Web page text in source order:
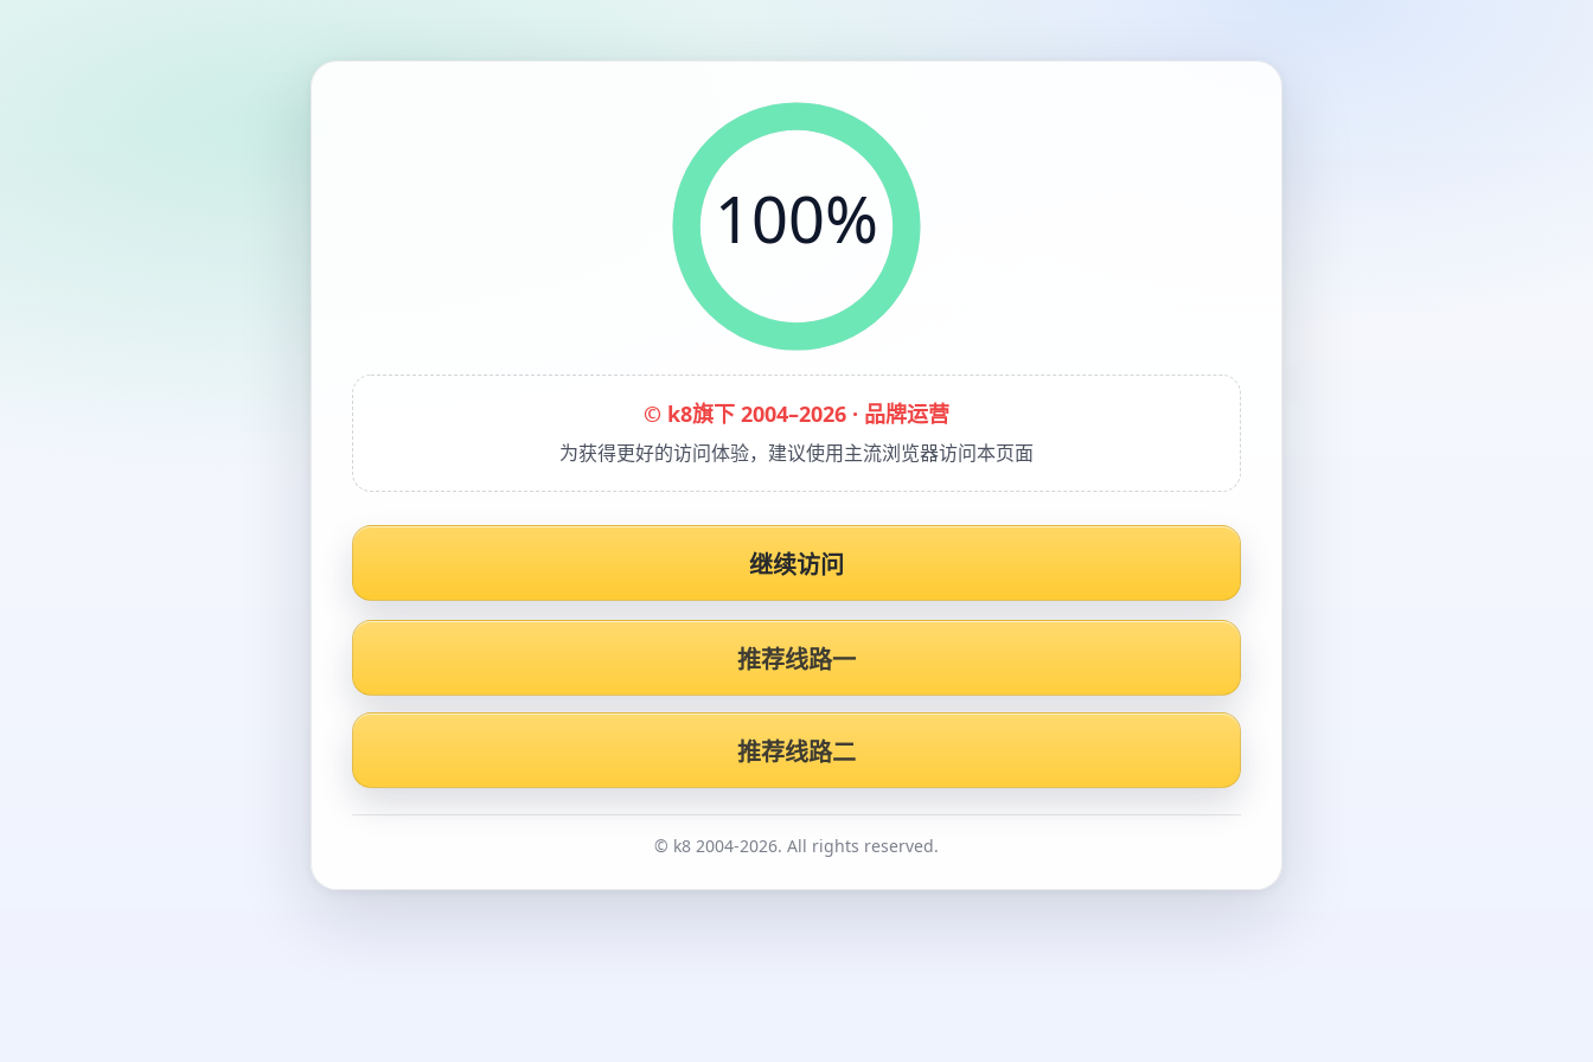
100%
© k8旗下 2004–2026 · 品牌运营
为获得更好的访问体验，建议使用主流浏览器访问本页面
继续访问
推荐线路一
推荐线路二
© k8 2004-2026. All rights reserved.